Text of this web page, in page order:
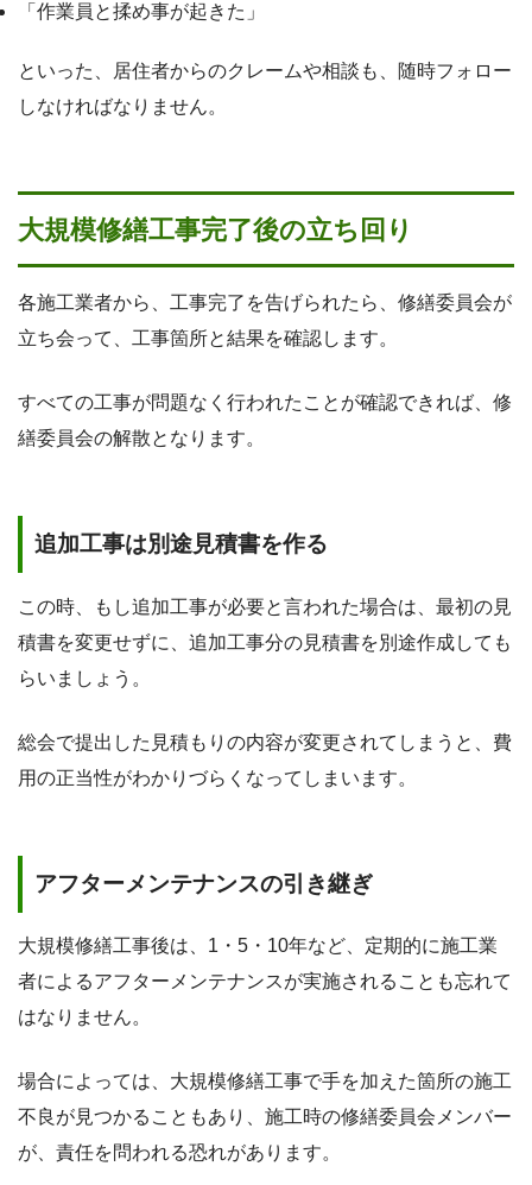
「作業員と揉め事が起きた」
といった、居住者からのクレームや相談も、随時フォロー
しなければなりません。
大規模修繕工事完了後の立ち回り
各施工業者から、工事完了を告げられたら、修繕委員会が
立ち会って、工事箇所と結果を確認します。
すべての工事が問題なく行われたことが確認できれば、修
繕委員会の解散となります。
追加工事は別途見積書を作る
この時、もし追加工事が必要と言われた場合は、最初の見
積書を変更せずに、追加工事分の見積書を別途作成しても
らいましょう。
総会で提出した見積もりの内容が変更されてしまうと、費
用の正当性がわかりづらくなってしまいます。
アフターメンテナンスの引き継ぎ
大規模修繕工事後は、1・5・10年など、定期的に施工業
者によるアフターメンテナンスが実施されることも忘れて
はなりません。
場合によっては、大規模修繕工事で手を加えた箇所の施工
不良が見つかることもあり、施工時の修繕委員会メンバー
が、責任を問われる恐れがあります。